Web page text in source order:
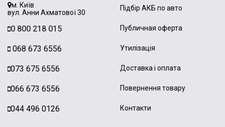
м. Київ
вул. Анни Ахматової 30
0 800 218 015
068 673 6556
073 675 6556
066 673 6556
044 496 0126
Підбір АКБ по авто
Публичная оферта
Утилізація
Доставка і оплата
Повернення товару
Контакти